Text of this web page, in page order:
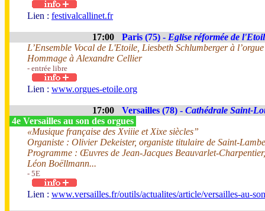
Lien : festivalcallinet.fr
17:00 Paris (75) - Eglise réformée de
L’Ensemble Vocal de L'Etoile, Liesbeth Schlumberger à
Hommage à Alexandre Cellier
- entrée libre
Lien : www.orgues-etoile.org
17:00 Versailles (78) - Cathédrale Saint-
4e Versailles au son des orgues
«Musique française des Xviiie et Xixe siècles”
Organiste : Olivier Dekeister, organiste titulaire de Saint-
Programme : Œuvres de Jean-Jacques Beauvarlet-
Léon Boëllmann...
- 5E
Lien : www.versailles.fr/outils/actualites/article/versailles-au-